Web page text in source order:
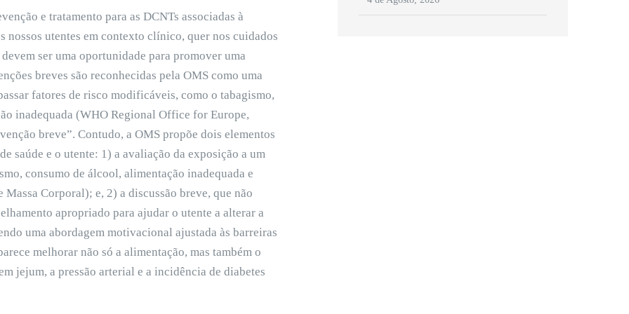
e tratamento para as DCNTs associadas à
nossos utentes em contexto clínico, quer nos cuidados
ser uma oportunidade para promover uma
breves são reconhecidas pela OMS como uma
fatores de risco modificáveis, como o tabagismo,
inadequada (WHO Regional Office for Europe,
breve”. Contudo, a OMS propõe dois elementos
saúde e o utente: 1) a avaliação da exposição a um
consumo de álcool, alimentação inadequada e
Corporal); e, 2) a discussão breve, que não
apropriado para ajudar o utente a alterar a
uma abordagem motivacional ajustada às barreiras
melhorar não só a alimentação, mas também o
jejum, a pressão arterial e a incidência de diabetes